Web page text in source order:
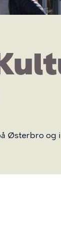
Østerbro og